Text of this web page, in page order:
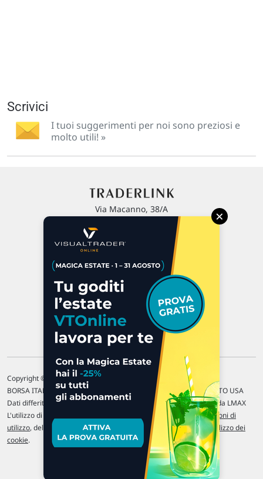
Scrivici
I tuoi suggerimenti per noi sono preziosi e
molto utili! »
Via Macanno, 38/A
P.IVA 02 452 460 401
Chi siamo
Commenti e segnalazioni
Contattaci
Copyright © 1996-2026 Traderlink Italia s.r.l.
BORSA ITALIANA Quotazioni di borsa differite di 15 min. / MERCATO USA
Dati differiti di 15 min. (fonte Intrinio) / FOREX Quotazioni fornite da LMAX
L'utilizzo di questo sito implica l'accettazione delle nostre Condizioni di
utilizzo, del Disclaimer MAR, delle Politiche sulla privacye dell' Utilizzo dei
cookie.
×